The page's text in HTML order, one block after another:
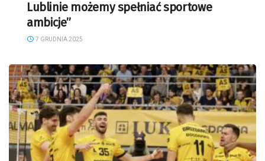
Lublinie możemy spełniać sportowe
ambicje”
7 GRUDNIA 2025